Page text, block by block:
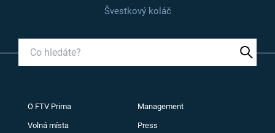
Švestkový koláč
O FTV Prima Management
Volná místa Press